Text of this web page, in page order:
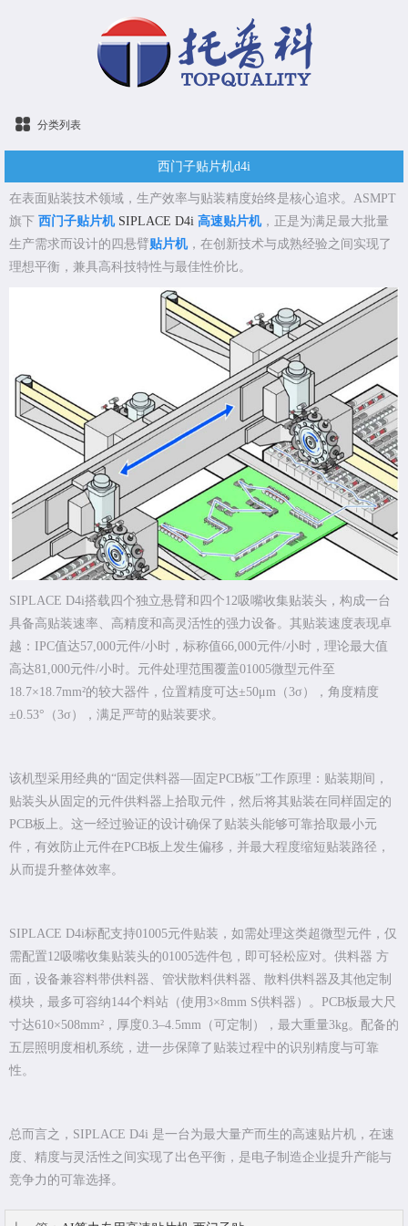
分类列表
西门子贴片机d4i
在表面贴装技术领域，生产效率与贴装精度始终是核心追求。ASMPT
旗下 西门子贴片机 SIPLACE D4i 高速贴片机，正是为满足最大批量
生产需求而设计的四悬臂贴片机，在创新技术与成熟经验之间实现了
理想平衡，兼具高科技特性与最佳性价比。
SIPLACE D4i搭载四个独立悬臂和四个12吸嘴收集贴装头，构成一台
具备高贴装速率、高精度和高灵活性的强力设备。其贴装速度表现卓
越：IPC值达57,000元件/小时，标称值66,000元件/小时，理论最大值
高达81,000元件/小时。元件处理范围覆盖01005微型元件至
18.7×18.7mm²的较大器件，位置精度可达±50μm（3σ），角度精度
±0.53°（3σ），满足严苛的贴装要求。
该机型采用经典的“固定供料器—固定PCB板”工作原理：贴装期间，
贴装头从固定的元件供料器上拾取元件，然后将其贴装在同样固定的
PCB板上。这一经过验证的设计确保了贴装头能够可靠拾取最小元
件，有效防止元件在PCB板上发生偏移，并最大程度缩短贴装路径，
从而提升整体效率。
SIPLACE D4i标配支持01005元件贴装，如需处理这类超微型元件，仅
需配置12吸嘴收集贴装头的01005选件包，即可轻松应对。供料器 方
面，设备兼容料带供料器、管状散料供料器、散料供料器及其他定制
模块，最多可容纳144个料站（使用3×8mm S供料器）。PCB板最大尺
寸达610×508mm²，厚度0.3–4.5mm（可定制），最大重量3kg。配备的
五层照明度相机系统，进一步保障了贴装过程中的识别精度与可靠
性。
总而言之，SIPLACE D4i 是一台为最大量产而生的高速贴片机，在速
度、精度与灵活性之间实现了出色平衡，是电子制造企业提升产能与
竞争力的可靠选择。